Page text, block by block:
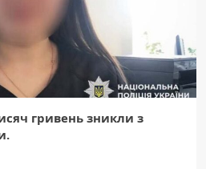
гривень зникли з